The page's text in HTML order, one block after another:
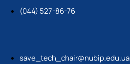
(044) 527-86-76
save_tech_chair@nubip.edu.ua